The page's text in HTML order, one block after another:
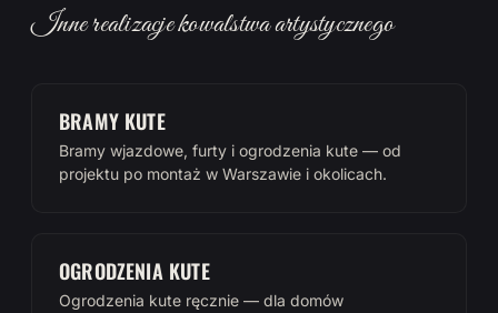
Inne realizacje kowalstwa artystycznego
BRAMY KUTE
Bramy wjazdowe, furty i ogrodzenia kute — od
projektu po montaż w Warszawie i okolicach.
OGRODZENIA KUTE
Ogrodzenia kute ręcznie — dla domów